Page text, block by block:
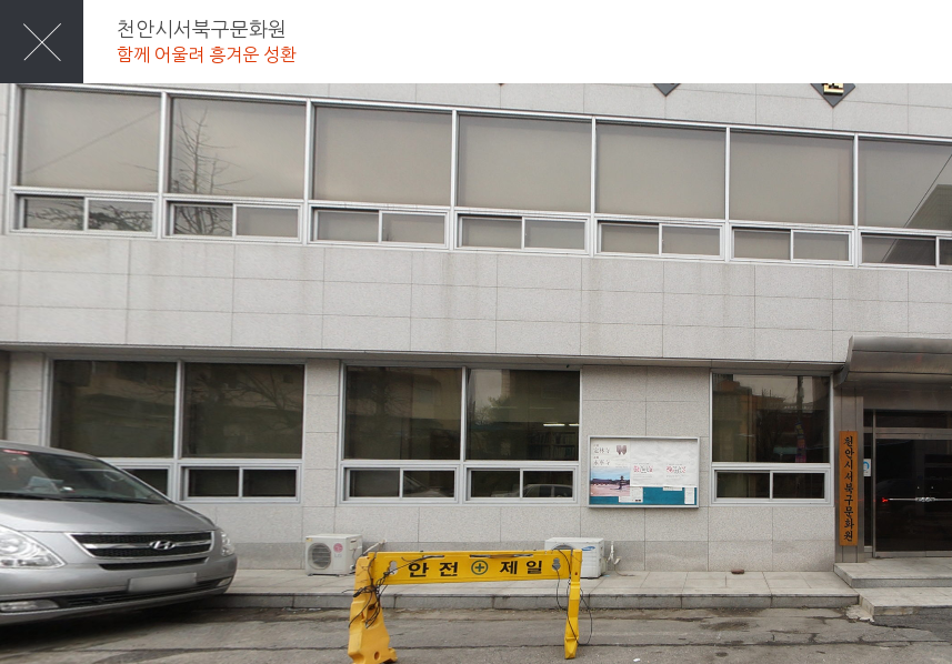
천안시서북구문화원
함께 어울려 흥겨운 성환